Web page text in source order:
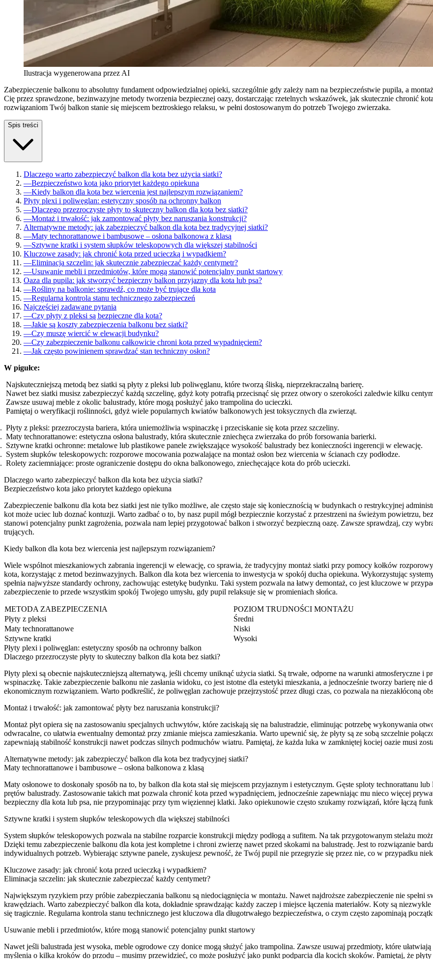
Ilustracja wygenerowana przez AI
Zabezpieczenie balkonu to absolutny fundament odpowiedzialnej opieki, szczególnie gdy zależy nam na bezpieczeństwie pupila, a
Cię przez sprawdzone, bezinwazyjne metody tworzenia bezpiecznej oazy, dostarczając rzetelnych wskazówek, jak skutecznie chronić
rozwiązaniom Twój balkon stanie się miejscem beztroskiego relaksu, w pełni dostosowanym do potrzeb Twojego zwierzaka.
Spis treści
Dlaczego warto zabezpieczyć balkon dla kota bez użycia siatki?
—Bezpieczeństwo kota jako priorytet każdego opiekuna
—Kiedy balkon dla kota bez wiercenia jest najlepszym rozwiązaniem?
Płyty plexi i poliwęglan: estetyczny sposób na ochronny balkon
—Dlaczego przezroczyste płyty to skuteczny balkon dla kota bez siatki?
—Montaż i trwałość: jak zamontować płyty bez naruszania konstrukcji?
Alternatywne metody: jak zabezpieczyć balkon dla kota bez tradycyjnej siatki?
—Maty technorattanowe i bambusowe – osłona balkonowa z klasą
—Sztywne kratki i system słupków teleskopowych dla większej stabilności
Kluczowe zasady: jak chronić kota przed ucieczką i wypadkiem?
—Eliminacja szczelin: jak skutecznie zabezpieczać każdy centymetr?
—Usuwanie mebli i przedmiotów, które mogą stanowić potencjalny punkt startowy
Oaza dla pupila: jak stworzyć bezpieczny balkon przyjazny dla kota lub psa?
—Rośliny na balkonie: sprawdź, co może być trujące dla kota
—Regularna kontrola stanu technicznego zabezpieczeń
Najczęściej zadawane pytania
—Czy płyty z pleksi są bezpieczne dla kota?
—Jakie są koszty zabezpieczenia balkonu bez siatki?
—Czy muszę wiercić w elewacji budynku?
—Czy zabezpieczenie balkonu całkowicie chroni kota przed wypadnięciem?
—Jak często powinienem sprawdzać stan techniczny osłon?
W pigułce:
Najskuteczniejszą metodą bez siatki są płyty z pleksi lub poliwęglanu, które tworzą śliską, nieprzekraczalną barierę.
Nawet bez siatki musisz zabezpieczyć każdą szczelinę, gdyż koty potrafią przecisnąć się przez otwory o szerokości zaledwie kilku
Zawsze usuwaj meble z okolic balustrady, które mogą posłużyć jako trampolina do ucieczki.
Pamiętaj o weryfikacji roślinności, gdyż wiele popularnych kwiatów balkonowych jest toksycznych dla zwierząt.
Płyty z pleksi: przezroczysta bariera, która uniemożliwia wspinaczkę i przeciskanie się kota przez szczeliny.
Maty technorattanowe: estetyczna osłona balustrady, która skutecznie zniechęca zwierzaka do prób forsowania barierki.
Sztywne kratki ochronne: metalowe lub plastikowe panele zwiększające wysokość balustrady bez konieczności ingerencji w elewację.
System słupków teleskopowych: rozporowe mocowania pozwalające na montaż osłon bez wiercenia w ścianach czy podłodze.
Rolety zaciemniające: proste ograniczenie dostępu do okna balkonowego, zniechęcające kota do prób ucieczki.
Dlaczego warto zabezpieczyć balkon dla kota bez użycia siatki?
Bezpieczeństwo kota jako priorytet każdego opiekuna
Zabezpieczenie balkonu dla kota bez siatki jest nie tylko możliwe, ale często staje się koniecznością w budynkach o restrykcyjnej
kot może uciec lub doznać kontuzji. Warto zadbać o to, by nasz pupil mógł bezpiecznie korzystać z przestrzeni na świeżym powietrzu,
stanowi potencjalny punkt zagrożenia, pozwala nam lepiej przygotować balkon i stworzyć bezpieczną oazę. Zawsze sprawdzaj, czy
trujących.
Kiedy balkon dla kota bez wiercenia jest najlepszym rozwiązaniem?
Wiele wspólnot mieszkaniowych zabrania ingerencji w elewację, co sprawia, że tradycyjny montaż siatki przy pomocy kołków
kota, korzystając z metod bezinwazyjnych. Balkon dla kota bez wiercenia to inwestycja w spokój ducha opiekuna. Wykorzystując
spełnia najwyższe standardy ochrony, zachowując estetykę budynku. Taki system pozwala na łatwy demontaż, co jest kluczowe w
zabezpieczenie to przede wszystkim spokój Twojego umysłu, gdy pupil relaksuje się w promieniach słońca.
METODA ZABEZPIECZENIA POZIOM TRUDNOŚCI MONTAŻU
Płyty z pleksi
Średni
Maty technorattanowe
Niski
Sztywne kratki
Wysoki
Płyty plexi i poliwęglan: estetyczny sposób na ochronny balkon
Dlaczego przezroczyste płyty to skuteczny balkon dla kota bez siatki?
Płyty plexi są obecnie najskuteczniejszą alternatywą, jeśli chcemy uniknąć użycia siatki. Są trwałe, odporne na warunki atmosferyczne
wspinaczkę. Takie zabezpieczenie balkonu nie zasłania widoku, co jest istotne dla estetyki mieszkania, a jednocześnie tworzy barierę nie
ekonomicznym rozwiązaniem. Warto podkreślić, że poliwęglan zachowuje przejrzystość przez długi czas, co pozwala na niezakłóconą
Montaż i trwałość: jak zamontować płyty bez naruszania konstrukcji?
Montaż płyt opiera się na zastosowaniu specjalnych uchwytów, które zaciskają się na balustradzie, eliminując potrzebę wykonywania
odwracalne, co ułatwia ewentualny demontaż przy zmianie miejsca zamieszkania. Warto upewnić się, że płyty są ze sobą szczelnie
zapewniają stabilność konstrukcji nawet podczas silnych podmuchów wiatru. Pamiętaj, że każda luka w zamkniętej kociej oazie musi
Alternatywne metody: jak zabezpieczyć balkon dla kota bez tradycyjnej siatki?
Maty technorattanowe i bambusowe – osłona balkonowa z klasą
Maty osłonowe to doskonały sposób na to, by balkon dla kota stał się miejscem przyjaznym i estetycznym. Gęste sploty technorattanu
prętów balustrady. Zastosowanie takich mat pozwala chronić kota przed wypadnięciem, jednocześnie zapewniając mu nieco więcej
bezpieczny dla kota lub psa, nie przypominając przy tym więziennej klatki. Jako opiekunowie często szukamy rozwiązań, które łączą
Sztywne kratki i system słupków teleskopowych dla większej stabilności
System słupków teleskopowych pozwala na stabilne rozparcie konstrukcji między podłogą a sufitem. Na tak przygotowanym stelażu
Dzięki temu zabezpieczenie balkonu dla kota jest kompletne i chroni zwierzę nawet przed skokami na balustradę. Jest to rozwiązanie
indywidualnych potrzeb. Wybierając sztywne panele, zyskujesz pewność, że Twój pupil nie przegryzie się przez nie, co w przypadku
Kluczowe zasady: jak chronić kota przed ucieczką i wypadkiem?
Eliminacja szczelin: jak skutecznie zabezpieczać każdy centymetr?
Największym ryzykiem przy próbie zabezpieczania balkonu są niedociągnięcia w montażu. Nawet najdroższe zabezpieczenie nie
krawędziach. Warto zabezpieczyć balkon dla kota, dokładnie sprawdzając każdy zaczep i miejsce łączenia materiałów. Koty są
się tragicznie. Regularna kontrola stanu technicznego jest kluczowa dla długotrwałego bezpieczeństwa, o czym często zapominają
Usuwanie mebli i przedmiotów, które mogą stanowić potencjalny punkt startowy
Nawet jeśli balustrada jest wysoka, meble ogrodowe czy donice mogą służyć jako trampolina. Zawsze usuwaj przedmioty, które
myślenia o kilka kroków do przodu – musimy przewidzieć, co może posłużyć jako punkt podparcia dla kocich skoków. Pamiętaj, że